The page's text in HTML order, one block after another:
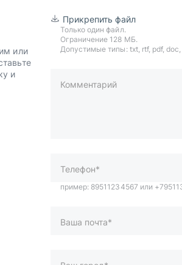
или
и
Прикрепить файл
Только один файл.
Ограничение 128 МБ.
Допустимые типы: txt, rtf, pdf,
Комментарий
пример: 89511234567 или